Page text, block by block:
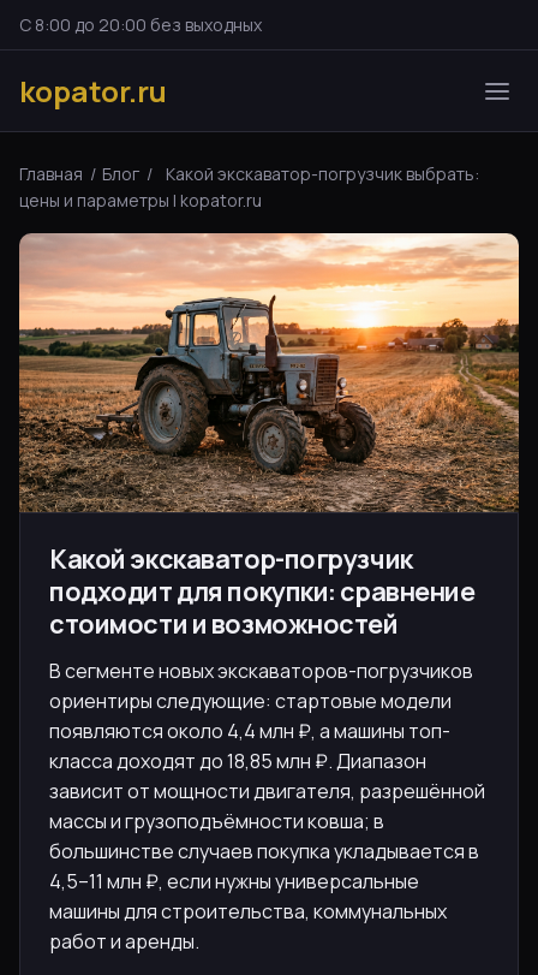
С 8:00 до 20:00 без выходных
kopator.ru
Главная / Блог /
Какой экскаватор-погрузчик выбрать:
цены и параметры | kopator.ru
Какой экскаватор-погрузчик
подходит для покупки: сравнение
стоимости и возможностей
В сегменте новых экскаваторов-погрузчиков
ориентиры следующие: стартовые модели
появляются около 4,4 млн ₽, а машины топ-
класса доходят до 18,85 млн ₽. Диапазон
зависит от мощности двигателя, разрешённой
массы и грузоподъёмности ковша; в
большинстве случаев покупка укладывается в
4,5–11 млн ₽, если нужны универсальные
машины для строительства, коммунальных
работ и аренды.